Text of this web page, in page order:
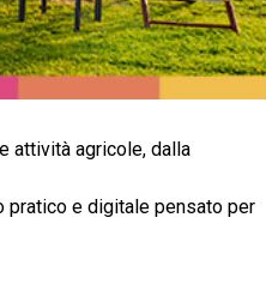
attività agricole, dalla
pratico e digitale pensato per